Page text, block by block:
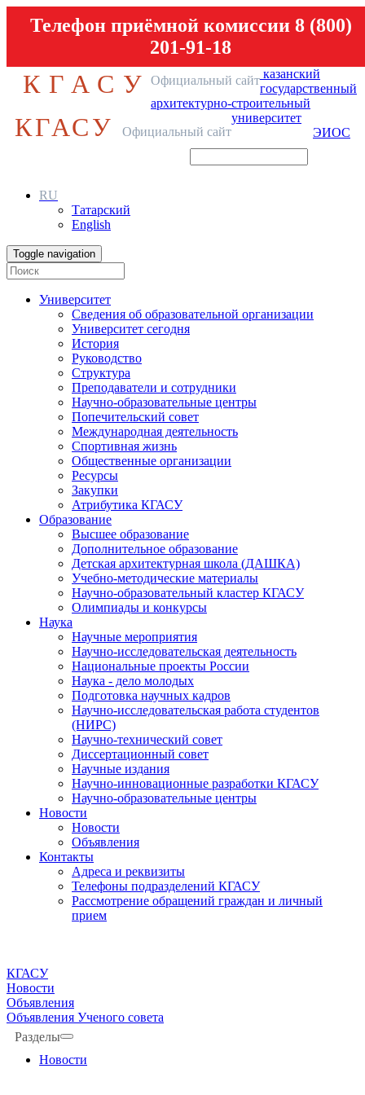
Телефон приёмной комиссии 8 (800)
201-91-18
КГАСУ Официальный сайт казанский
государственный
архитектурно-строительный
университет
КГАСУ Официальный сайт ЭИОС
RU
Татарский
English
Toggle navigation
Университет
Сведения об образовательной организации
Университет сегодня
История
Руководство
Структура
Преподаватели и сотрудники
Научно-образовательные центры
Попечительский совет
Международная деятельность
Спортивная жизнь
Общественные организации
Ресурсы
Закупки
Атрибутика КГАСУ
Образование
Высшее образование
Дополнительное образование
Детская архитектурная школа (ДАШКА)
Учебно-методические материалы
Научно-образовательный кластер КГАСУ
Олимпиады и конкурсы
Наука
Научные мероприятия
Научно-исследовательская деятельность
Национальные проекты России
Наука - дело молодых
Подготовка научных кадров
Научно-исследовательская работа студентов
(НИРС)
Научно-технический совет
Диссертационный совет
Научные издания
Научно-инновационные разработки КГАСУ
Научно-образовательные центры
Новости
Новости
Объявления
Контакты
Адреса и реквизиты
Телефоны подразделений КГАСУ
Рассмотрение обращений граждан и личный
прием
КГАСУ
Новости
Объявления
Объявления Ученого совета
Разделы
Новости